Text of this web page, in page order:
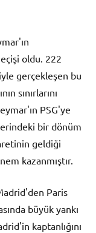
oldu. 222
gerçekleşen bu
sınırlarını
PSG'ye
bir dönüm
geldiği
kazanmıştır.
Paris
büyük yankı
kaptanlığını